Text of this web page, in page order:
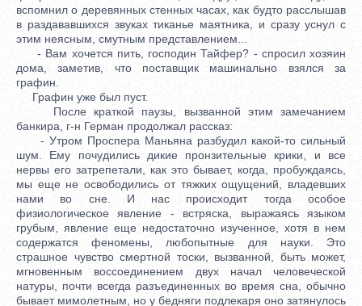
вспомнил о деревянных стенных часах, как будто расслышав
в раздававшихся звуках тиканье маятника, и сразу уснул с
этим неясным, смутным представлением...
- Вам хочется пить, господин Тайфер? - спросил хозяин
дома, заметив, что поставщик машинально взялся за
графин.
Графин уже был пуст.
После краткой паузы, вызванной этим замечанием
банкира, г-н Герман продолжал рассказ:
- Утром Проспера Маньяна разбудил какой-то сильный
шум. Ему почудились дикие пронзительные крики, и все
нервы его затрепетали, как это бывает, когда, пробуждаясь,
мы еще не освободились от тяжких ощущений, владевших
нами во сне. И нас происходит тогда особое
физиологическое явление - встряска, выражаясь языком
грубым, явление еще недостаточно изученное, хотя в нем
содержатся феномены, любопытные для науки. Это
страшное чувство смертной тоски, вызванной, быть может,
мгновенным воссоединением двух начал человеческой
натуры, почти всегда разъединенных во время сна, обычно
бывает мимолетным, но у бедняги подлекаря оно затянулось